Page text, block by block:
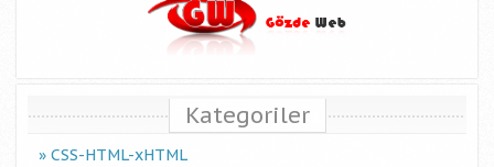
Kategoriler
CSS-HTML-xHTML